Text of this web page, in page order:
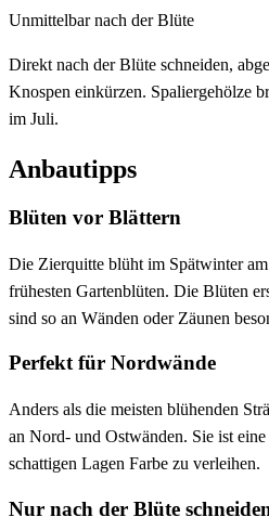
Unmittelbar nach der Blüte
Direkt nach der Blüte schneiden,
Knospen einkürzen. Spaliergehölze
im Juli.
Anbautipps
Blüten vor Blättern
Die Zierquitte blüht im Spätwinter
frühesten Gartenblüten. Die Blüten
sind so an Wänden oder Zäunen
Perfekt für Nordwände
Anders als die meisten blühenden
an Nord- und Ostwänden. Sie ist
schattigen Lagen Farbe zu verleihen.
Nur nach der Blüte